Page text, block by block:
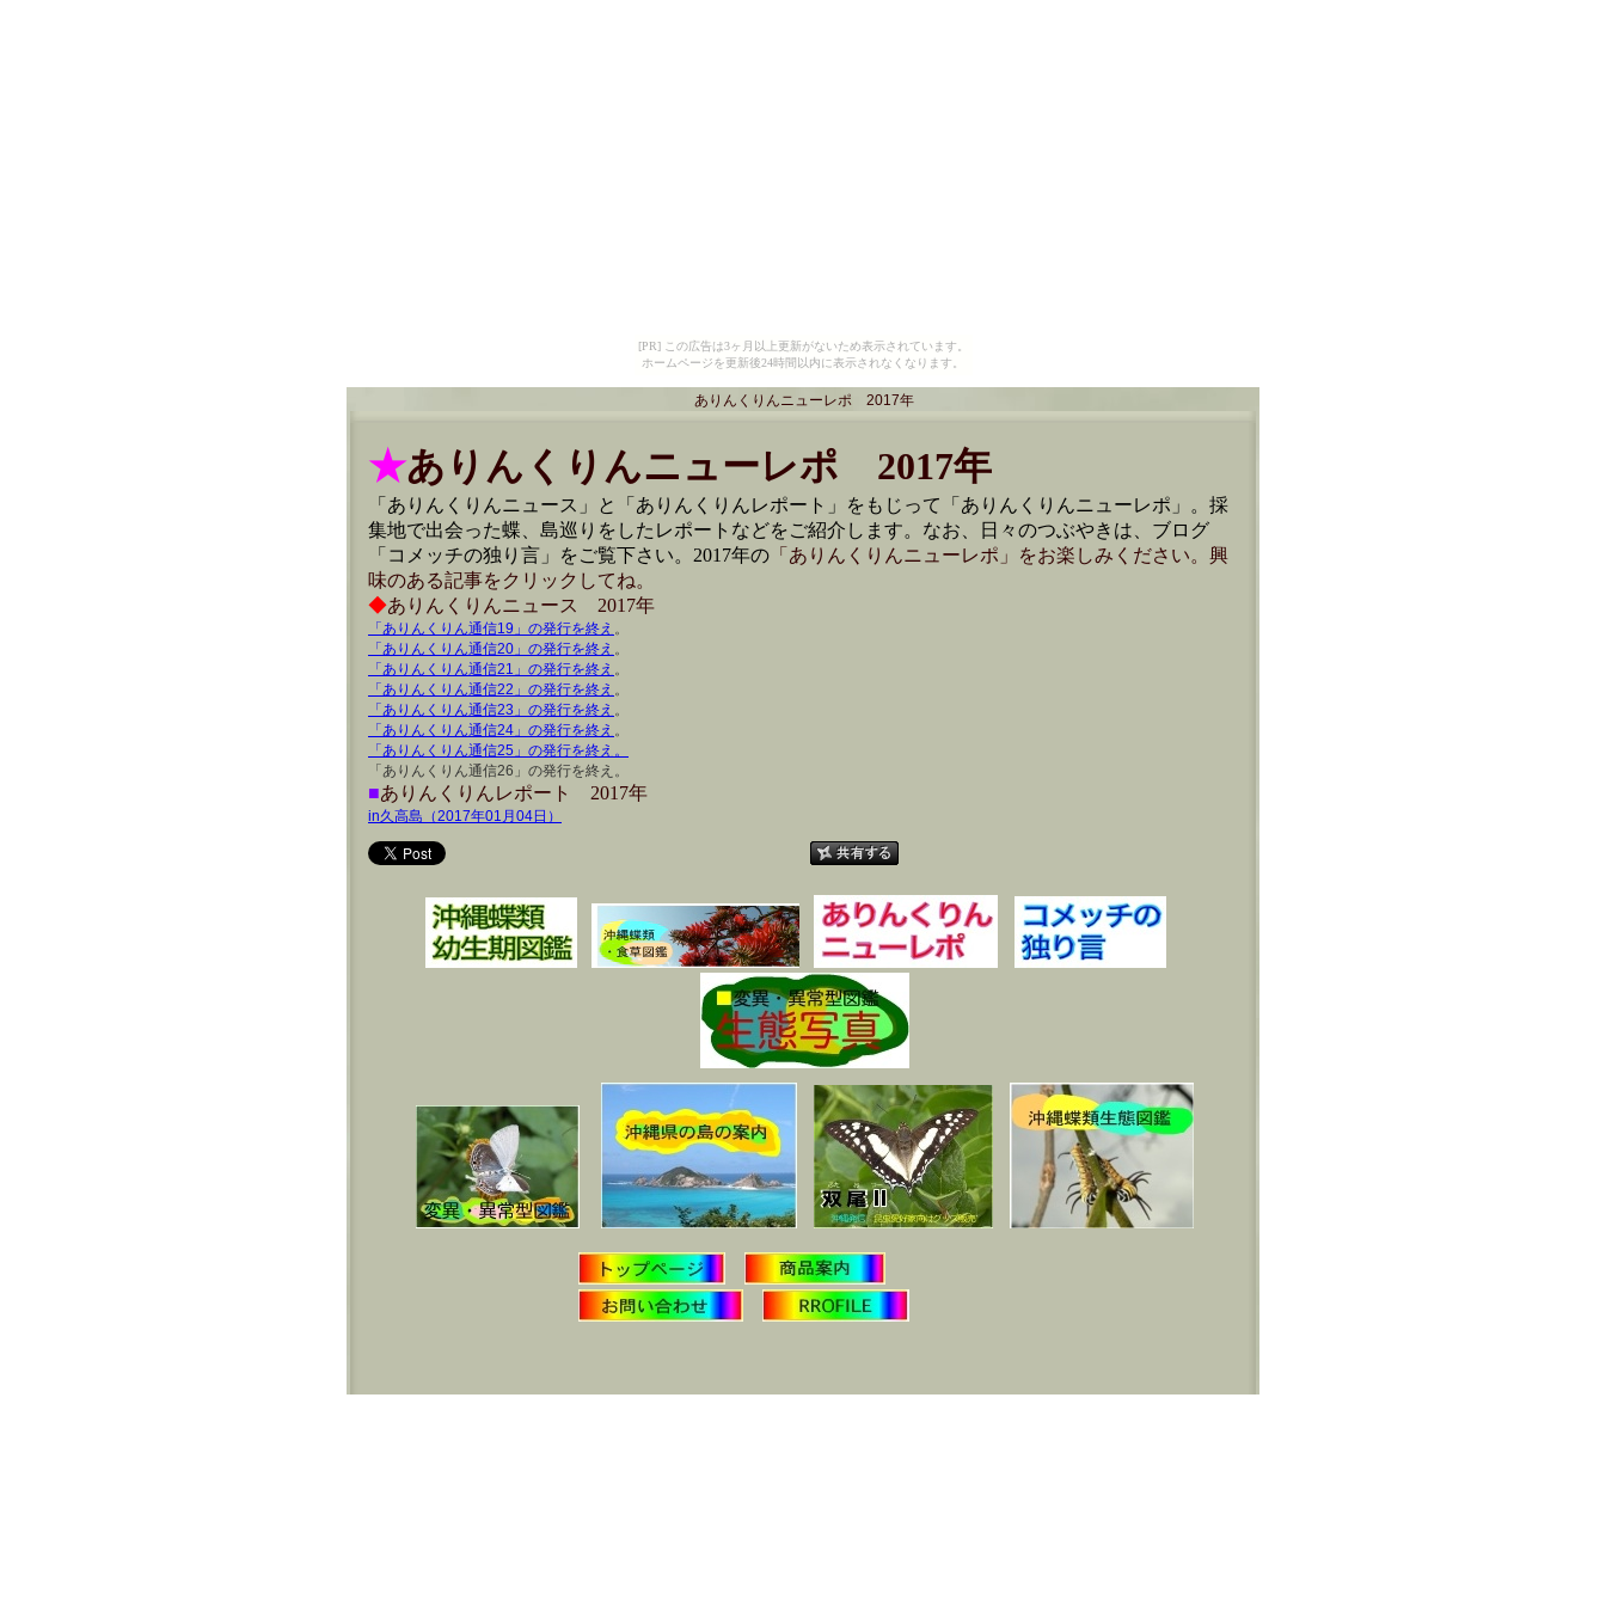
[PR] この広告は3ヶ月以上更新がないため表示されています。
ホームページを更新後24時間以内に表示されなくなります。
ありんくりんニューレポ 2017年
★ありんくりんニューレポ 2017年
「ありんくりんニュース」と「ありんくりんレポート」をもじって「ありんくりんニューレポ」。採
集地で出会った蝶、島巡りをしたレポートなどをご紹介します。なお、日々のつぶやきは、ブログ
「コメッチの独り言」をご覧下さい。2017年の 「ありんくりんニューレポ」をお楽しみください。興
味のある記事をクリックしてね。
◆ありんくりんニュース 2017年
「ありんくりん通信19」の発行を終え 。
「ありんくりん通信20」の発行を終え 。
「ありんくりん通信21」の発行を終え 。
「ありんくりん通信22」の発行を終え 。
「ありんくりん通信23」の発行を終え 。
「ありんくりん通信24」の発行を終え 。
「ありんくりん通信25」の発行を終え。
「ありんくりん通信26」の発行を終え。
■ありんくりんレポート 2017年
in久高島（2017年01月04日）